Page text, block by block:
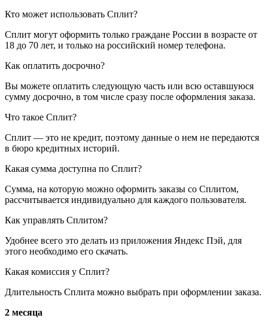
Кто может использовать Сплит?
Сплит могут оформить только граждане России в возрасте от
18 до 70 лет, и только на российский номер телефона.
Как оплатить досрочно?
Вы можете оплатить следующую часть или всю оставшуюся
сумму досрочно, в том числе сразу после оформления заказа.
Что такое Сплит?
Сплит — это не кредит, поэтому данные о нем не передаются
в бюро кредитных историй.
Какая сумма доступна по Сплит?
Сумма, на которую можно оформить заказы со Сплитом,
рассчитывается индивидуально для каждого пользователя.
Как управлять Сплитом?
Удобнее всего это делать из приложения Яндекс Пэй, для
этого необходимо его скачать.
Какая комиссия у Сплит?
Длительность Сплита можно выбрать при оформлении заказа.
2 месяца